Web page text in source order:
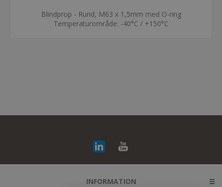
Blindprop - Rund, M63 x 1,5mm med O-ring
Temperaturområde: -40°C / +150°C
INFORMATION